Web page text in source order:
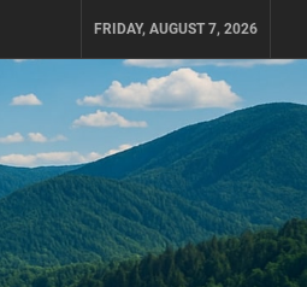
FRIDAY, AUGUST 7, 2026